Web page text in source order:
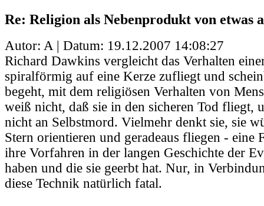
Re: Religion als Nebenprodukt von etwas
Autor: A | Datum: 19.12.2007 14:08:27
Richard Dawkins vergleicht das Verhalten
spiralförmig auf eine Kerze zufliegt und
begeht, mit dem religiösen Verhalten von
weiß nicht, daß sie in den sicheren Tod fliegt,
nicht an Selbstmord. Vielmehr denkt sie, sie
Stern orientieren und geradeaus fliegen - eine
ihre Vorfahren in der langen Geschichte der
haben und die sie geerbt hat. Nur, in
diese Technik natürlich fatal.